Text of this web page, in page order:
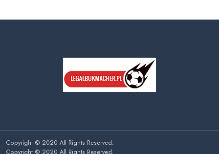
Copyright © 2020 All Rights Reserved.
Copyright © 2020 All Rights Reserved.